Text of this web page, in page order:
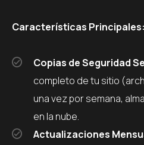
Características Principales:
Copias de Seguridad
completo de tu sitio
una vez por semana,
en la nube.
Actualizaciones